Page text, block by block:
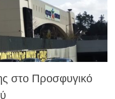
στο Προσφυγικό